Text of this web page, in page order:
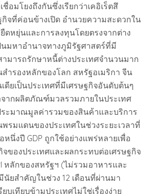
อมโยงถึงกันซึ่งเรียกว่าเคอิเร็ตสึ
กิจที่ค่อนข้างเปิด อำนวยความสะดวกใน
ดหยุ่นและการลงทุนโดยตรงจากต่าง
นมหาอำนาจทางภูมิรัฐศาสตร์ที่มี
มารถรักษาหนี้ต่างประเทศจำนวนมาก
ำรองหลักของโลก สหรัฐอเมริกา จีน
ดียเป็นประเทศที่มีเศรษฐกิจอันดับต้นๆ
ากผลิตภัณฑ์มวลรวมภายในประเทศ
ประมาณมูลค่ารวมของสินค้าและบริการ
รมแดนของประเทศในช่วงระยะเวลาที่
นึ่งปี GDP ถูกใช้อย่างแพร่หลายเพื่อ
ของประเทศและผลกระทบต่อเศรษฐกิจ
หลักของสหรัฐฯ (ไม่รวมอาหารและ
นัยสำคัญในช่วง 12 เดือนที่ผ่านมา
บเทียบข้ามประเทศไม่ใช่เรื่องง่าย